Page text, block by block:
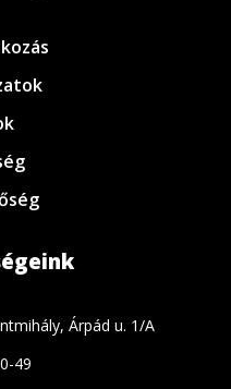
Árpád u. 1/A
49